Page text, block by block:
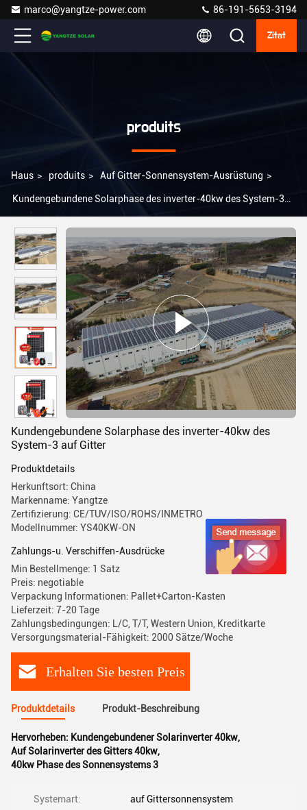
marco@yangtze-power.com 86-191-5653-3194
Zitat
produits
Haus > produits > Auf Gitter-Sonnensystem-Ausrüstung >
Kundengebundene Solarphase des inverter-40kw des System-3
Kundengebundene Solarphase des inverter-40kw des
System-3 auf Gitter
Produktdetails
Herkunftsort: China
Markenname: Yangtze
Zertifizierung: CE/TUV/ISO/ROHS/INMETRO
Modellnummer: YS40KW-ON
Zahlungs-u. Verschiffen-Ausdrücke
Min Bestellmenge: 1 Satz
Preis: negotiable
Verpackung Informationen: Pallet+Carton-Kasten
Lieferzeit: 7-20 Tage
Zahlungsbedingungen: L/C, T/T, Western Union, Kreditkarte
Versorgungsmaterial-Fähigkeit: 2000 Sätze/Woche
Erhalten Sie besten Preis
Produktdetails Produkt-Beschreibung
Hervorheben: Kundengebundener Solarinverter 40kw,
Auf Solarinverter des Gitters 40kw,
40kw Phase des Sonnensystems 3
Systemart: auf Gittersonnensystem